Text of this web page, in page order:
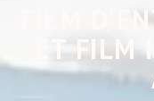
FILM
ET